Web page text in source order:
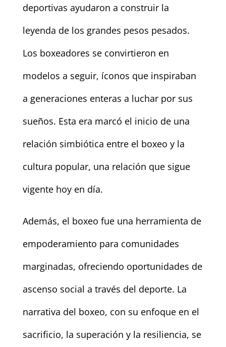
deportivas ayudaron a construir la
leyenda de los grandes pesos pesados.
Los boxeadores se convirtieron en
modelos a seguir, íconos que inspiraban
a generaciones enteras a luchar por sus
sueños. Esta era marcó el inicio de una
relación simbiótica entre el boxeo y la
cultura popular, una relación que sigue
vigente hoy en día.
Además, el boxeo fue una herramienta de
empoderamiento para comunidades
marginadas, ofreciendo oportunidades de
ascenso social a través del deporte. La
narrativa del boxeo, con su enfoque en el
sacrificio, la superación y la resiliencia, se